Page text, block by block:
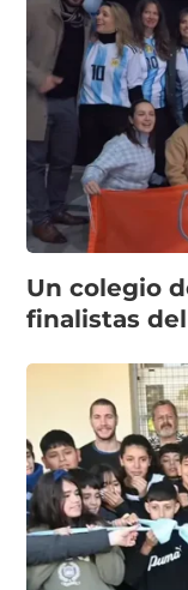
Un colegio
finalistas